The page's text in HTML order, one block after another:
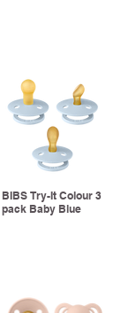
BIBS Try-It Colour 3
pack Baby Blue